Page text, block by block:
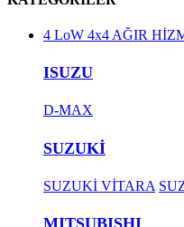
4 LoW 4x4 AĞIR
ISUZU
D-MAX
SUZUKİ
SUZUKİ VİTARA
MITSUBISHI